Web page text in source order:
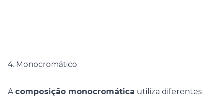
4. Monocromático
A composição monocromática utiliza diferentes